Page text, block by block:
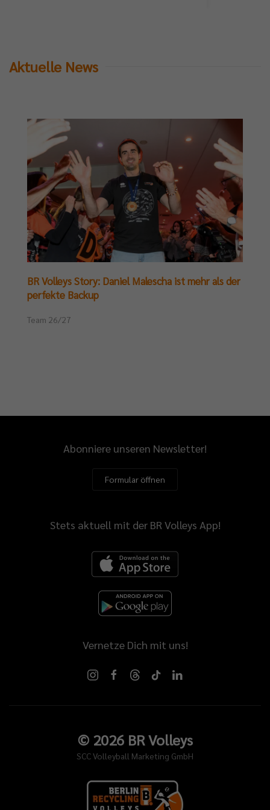
Aktuelle News
BR Volleys Story: Daniel Malescha ist mehr als der
perfekte Backup
Team 26/27
Abonniere unseren Newsletter!
Formular öffnen
Stets aktuell mit der BR Volleys App!
Vernetze Dich mit uns!
© 2026BR Volleys
SCC Volleyball Marketing GmbH